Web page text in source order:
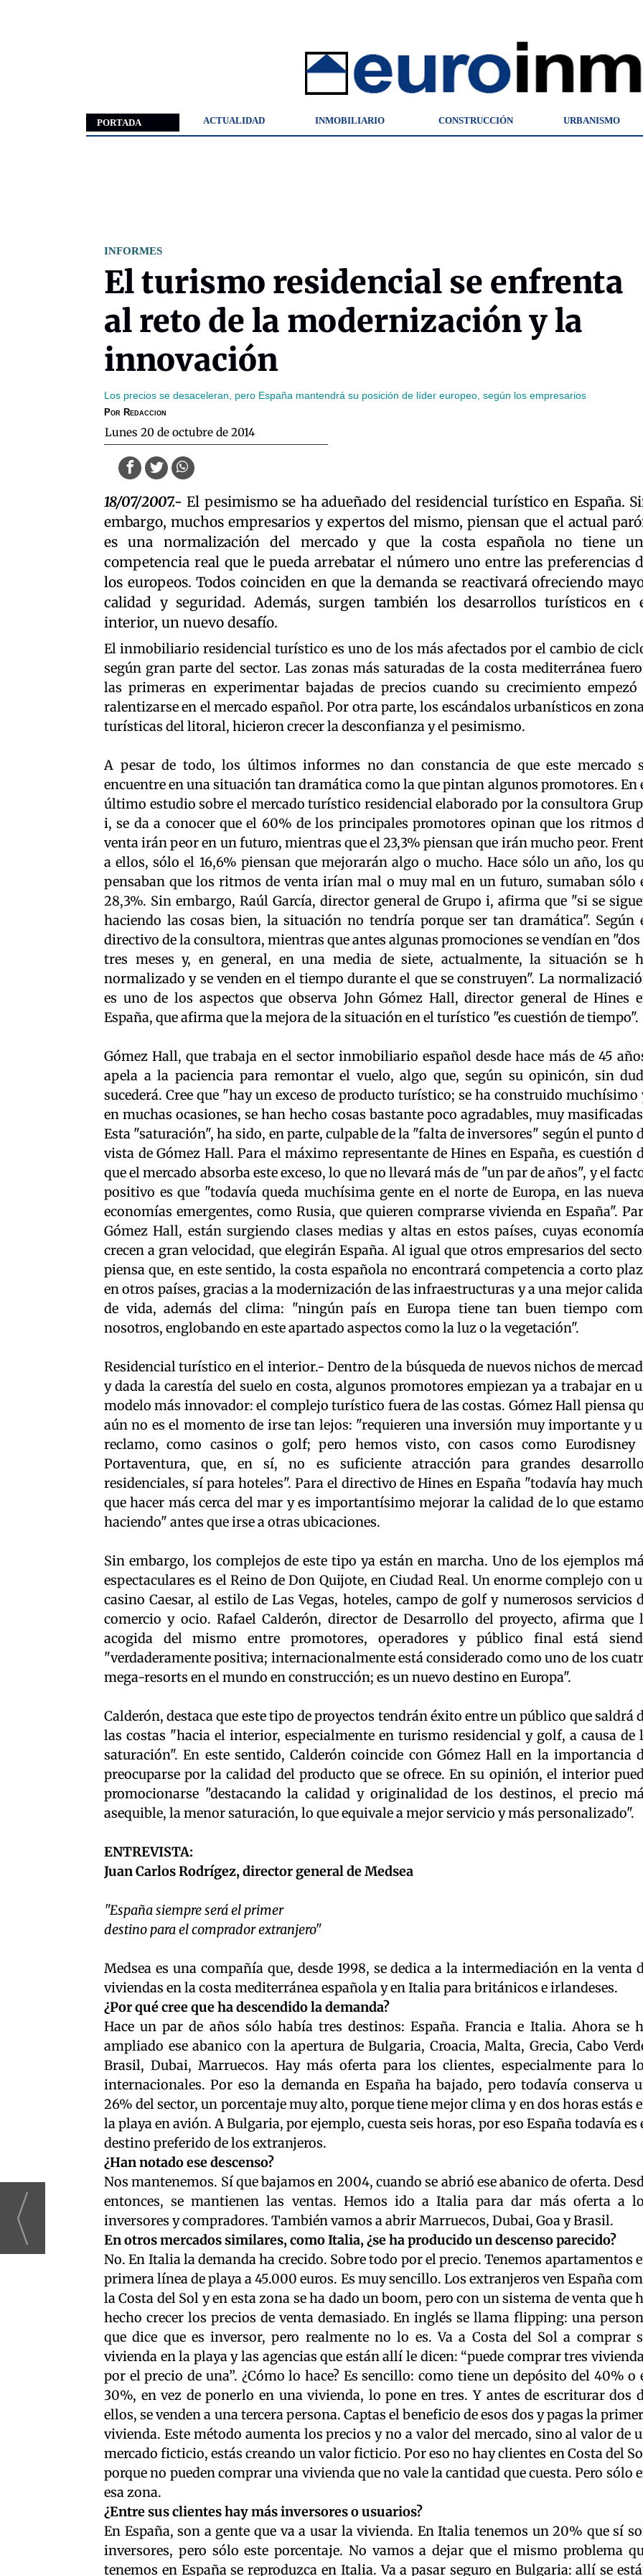
PORTADA ACTUALIDAD INMOBILIARIO CONSTRUCCIÓN URBANISMO
INFORMES
El turismo residencial se enfrenta
al reto de la modernización y la
innovación
Los precios se desaceleran, pero España mantendrá su posición de líder europeo, según los empresarios
Por Redaccion
lunes 20 de octubre de 2014
18/07/2007.- El pesimismo se ha adueñado del residencial turístico en España.
embargo, muchos empresarios y expertos del mismo, piensan que el actual
es una normalización del mercado y que la costa española no tiene
competencia real que le pueda arrebatar el número uno entre las preferencias
los europeos. Todos coinciden en que la demanda se reactivará ofreciendo
calidad y seguridad. Además, surgen también los desarrollos turísticos en
interior, un nuevo desafío.
El inmobiliario residencial turístico es uno de los más afectados por el cambio de
según gran parte del sector. Las zonas más saturadas de la costa mediterránea
las primeras en experimentar bajadas de precios cuando su crecimiento empezó
ralentizarse en el mercado español. Por otra parte, los escándalos urbanísticos en
turísticas del litoral, hicieron crecer la desconfianza y el pesimismo.
A pesar de todo, los últimos informes no dan constancia de que este mercado
encuentre en una situación tan dramática como la que pintan algunos promotores. En
último estudio sobre el mercado turístico residencial elaborado por la consultora
i, se da a conocer que el 60% de los principales promotores opinan que los ritmos
venta irán peor en un futuro, mientras que el 23,3% piensan que irán mucho peor.
a ellos, sólo el 16,6% piensan que mejorarán algo o mucho. Hace sólo un año, los
pensaban que los ritmos de venta irían mal o muy mal en un futuro, sumaban sólo
28,3%. Sin embargo, Raúl García, director general de Grupo i, afirma que "si se
haciendo las cosas bien, la situación no tendría porque ser tan dramática". Según
directivo de la consultora, mientras que antes algunas promociones se vendían en "dos
tres meses y, en general, en una media de siete, actualmente, la situación se
normalizado y se venden en el tiempo durante el que se construyen". La
es uno de los aspectos que observa John Gómez Hall, director general de Hines
España, que afirma que la mejora de la situación en el turístico "es cuestión de tiempo".
Gómez Hall, que trabaja en el sector inmobiliario español desde hace más de 45
apela a la paciencia para remontar el vuelo, algo que, según su opinicón, sin
sucederá. Cree que "hay un exceso de producto turístico; se ha construido muchísimo
en muchas ocasiones, se han hecho cosas bastante poco agradables, muy
Esta "saturación", ha sido, en parte, culpable de la "falta de inversores" según el punto
vista de Gómez Hall. Para el máximo representante de Hines en España, es cuestión
que el mercado absorba este exceso, lo que no llevará más de "un par de años", y el
positivo es que "todavía queda muchísima gente en el norte de Europa, en las
economías emergentes, como Rusia, que quieren comprarse vivienda en España".
Gómez Hall, están surgiendo clases medias y altas en estos países, cuyas
crecen a gran velocidad, que elegirán España. Al igual que otros empresarios del
piensa que, en este sentido, la costa española no encontrará competencia a corto
en otros países, gracias a la modernización de las infraestructuras y a una mejor
de vida, además del clima: "ningún país en Europa tiene tan buen tiempo
nosotros, englobando en este apartado aspectos como la luz o la vegetación".
Residencial turístico en el interior.- Dentro de la búsqueda de nuevos nichos de
y dada la carestía del suelo en costa, algunos promotores empiezan ya a trabajar en
modelo más innovador: el complejo turístico fuera de las costas. Gómez Hall piensa
aún no es el momento de irse tan lejos: "requieren una inversión muy importante y
reclamo, como casinos o golf; pero hemos visto, con casos como Eurodisney
Portaventura, que, en sí, no es suficiente atracción para grandes
residenciales, sí para hoteles". Para el directivo de Hines en España "todavía hay
que hacer más cerca del mar y es importantísimo mejorar la calidad de lo que
haciendo" antes que irse a otras ubicaciones.
Sin embargo, los complejos de este tipo ya están en marcha. Uno de los ejemplos
espectaculares es el Reino de Don Quijote, en Ciudad Real. Un enorme complejo con
casino Caesar, al estilo de Las Vegas, hoteles, campo de golf y numerosos servicios
comercio y ocio. Rafael Calderón, director de Desarrollo del proyecto, afirma que
acogida del mismo entre promotores, operadores y público final está
"verdaderamente positiva; internacionalmente está considerado como uno de los
mega-resorts en el mundo en construcción; es un nuevo destino en Europa".
Calderón, destaca que este tipo de proyectos tendrán éxito entre un público que saldrá
las costas "hacia el interior, especialmente en turismo residencial y golf, a causa de
saturación". En este sentido, Calderón coincide con Gómez Hall en la importancia
preocuparse por la calidad del producto que se ofrece. En su opinión, el interior
promocionarse "destacando la calidad y originalidad de los destinos, el precio
asequible, la menor saturación, lo que equivale a mejor servicio y más personalizado".
ENTREVISTA:
Juan Carlos Rodrígez, director general de Medsea
"España siempre será el primer
destino para el comprador extranjero"
Medsea es una compañía que, desde 1998, se dedica a la intermediación en la venta
viviendas en la costa mediterránea española y en Italia para británicos e irlandeses.
¿Por qué cree que ha descendido la demanda?
Hace un par de años sólo había tres destinos: España. Francia e Italia. Ahora se
ampliado ese abanico con la apertura de Bulgaria, Croacia, Malta, Grecia, Cabo
Brasil, Dubai, Marruecos. Hay más oferta para los clientes, especialmente para
internacionales. Por eso la demanda en España ha bajado, pero todavía conserva
26% del sector, un porcentaje muy alto, porque tiene mejor clima y en dos horas estás
la playa en avión. A Bulgaria, por ejemplo, cuesta seis horas, por eso España todavía es
destino preferido de los extranjeros.
¿Han notado ese descenso?
Nos mantenemos. Sí que bajamos en 2004, cuando se abrió ese abanico de oferta.
entonces, se mantienen las ventas. Hemos ido a Italia para dar más oferta a
inversores y compradores. También vamos a abrir Marruecos, Dubai, Goa y Brasil.
En otros mercados similares, como Italia, ¿se ha producido un descenso parecido?
No. En Italia la demanda ha crecido. Sobre todo por el precio. Tenemos apartamentos
primera línea de playa a 45.000 euros. Es muy sencillo. Los extranjeros ven España
la Costa del Sol y en esta zona se ha dado un boom, pero con un sistema de venta que
hecho crecer los precios de venta demasiado. En inglés se llama flipping: una
que dice que es inversor, pero realmente no lo es. Va a Costa del Sol a comprar
vivienda en la playa y las agencias que están allí le dicen: “puede comprar tres
por el precio de una”. ¿Cómo lo hace? Es sencillo: como tiene un depósito del 40% o
30%, en vez de ponerlo en una vivienda, lo pone en tres. Y antes de escriturar dos
ellos, se venden a una tercera persona. Captas el beneficio de esos dos y pagas la
vivienda. Este método aumenta los precios y no a valor del mercado, sino al valor de
mercado ficticio, estás creando un valor ficticio. Por eso no hay clientes en Costa del
porque no pueden comprar una vivienda que no vale la cantidad que cuesta. Pero sólo
esa zona.
¿Entre sus clientes hay más inversores o usuarios?
En España, son a gente que va a usar la vivienda. En Italia tenemos un 20% que sí
inversores, pero sólo este porcentaje. No vamos a dejar que el mismo problema
tenemos en España se reproduzca en Italia. Va a pasar seguro en Bulgaria: allí se